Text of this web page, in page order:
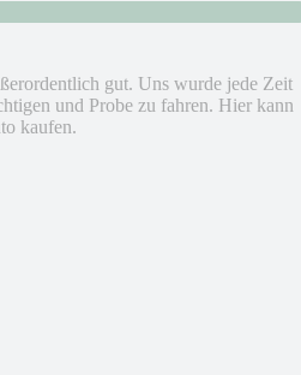
gut. Uns wurde jede Zeit
und Probe zu fahren. Hier kann
kaufen.